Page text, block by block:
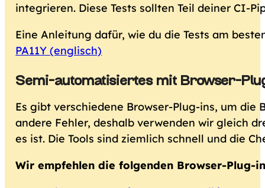
integrieren. Diese Tests sollten Teil deiner CI-
Eine Anleitung dafür, wie du die Tests am
PA11Y (englisch)
Semi-automatisiertes mit Browser-
Es gibt verschiedene Browser-Plug-ins, um
andere Fehler, deshalb verwenden wir gleich
es ist. Die Tools sind ziemlich schnell und die
Wir empfehlen die folgenden Browser-Plug-